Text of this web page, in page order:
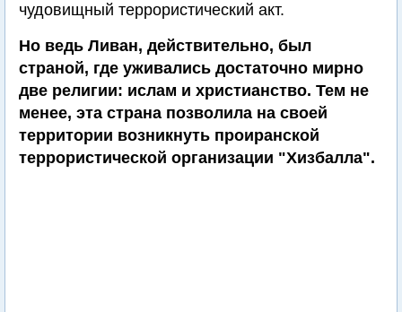
чудовищный террористический акт.
Но ведь Ливан, действительно, был
страной, где уживались достаточно мирно
две религии: ислам и христианство. Тем не
менее, эта страна позволила на своей
территории возникнуть проиранской
террористической организации "Хизбалла".